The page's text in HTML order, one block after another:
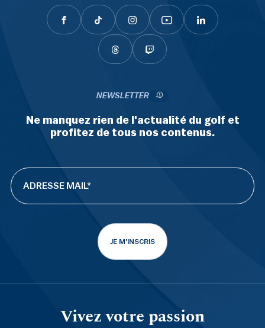
NEWSLETTER
Ne manquez rien de l'actualité du golf et
profitez de tous nos contenus.
JE M'INSCRIS
Vivez votre passion